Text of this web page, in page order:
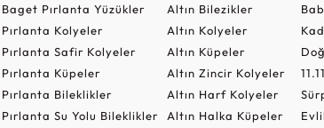
Baget Pırlanta Yüzükler
Pırlanta Kolyeler
Pırlanta Safir Kolyeler
Pırlanta Küpeler
Pırlanta Bileklikler
Pırlanta Su Yolu Bileklikler
Altın Bilezikler
Altın Kolyeler
Altın Küpeler
Altın Zincir Kolyeler
Altın Harf Kolyeler
Altın Halka Küpeler
11.11